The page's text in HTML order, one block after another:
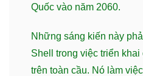
Quốc vào năm 2060.
Những sáng kiến này
Shell trong việc triển
trên toàn cầu. Nó làm